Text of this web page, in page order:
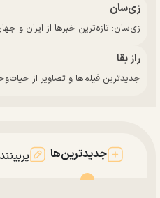
زی‌سان
زی‌سان: تازه‌ترین خبرها از ایران و
راز بقا
جدیدترین فیلم‌ها و تصاویر از
جدیدترین‌ها